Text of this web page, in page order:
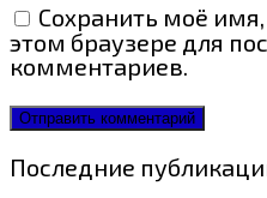
Сохранить моё
этом браузере для
комментариев.
Последние